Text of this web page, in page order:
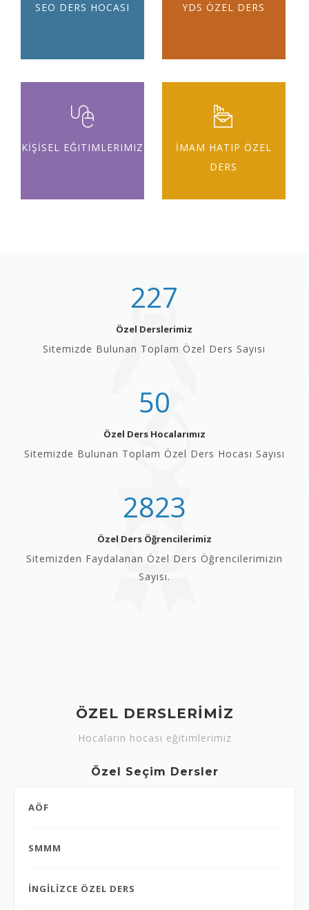
SEO DERS HOCASI YDS ÖZEL DERS
KİŞİSEL EĞITIMLERIMIZ
İMAM HATIP ÖZEL
DERS
227
Özel Derslerimiz
Sitemizde Bulunan Toplam Özel Ders Sayısı
50
Özel Ders Hocalarımız
Sitemizde Bulunan Toplam Özel Ders Hocası Sayısı
2823
Özel Ders Öğrencilerimiz
Sitemizden Faydalanan Özel Ders Öğrencilerimizin
Sayısı.
ÖZEL DERSLERİMİZ
Hocaların hocası eğitimlerimiz
Özel Seçim Dersler
AÖF
SMMM
İNGİLİZCE ÖZEL DERS